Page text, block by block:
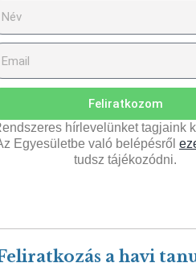
Feliratkozom
hírlevelünket tagjaink
Egyesületbe való belépésről
tudsz tájékozódni.
a havi